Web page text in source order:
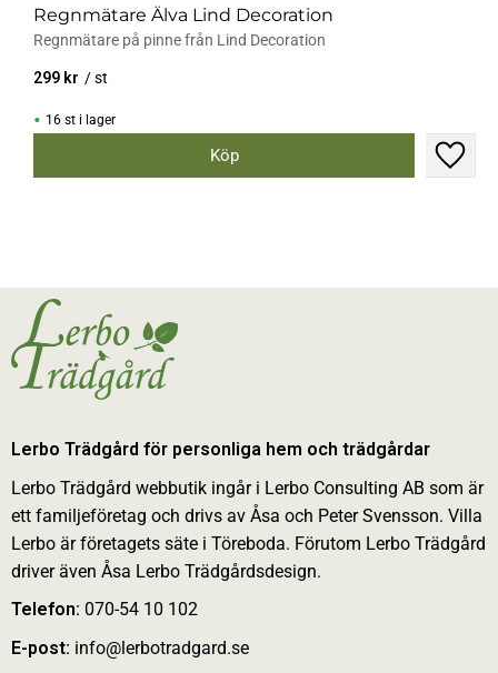
Regnmätare Älva Lind Decoration
Regnmätare på pinne från Lind Decoration
299 kr /st
Lägg
16 st i lager
Lerbo Trädgård för personliga hem och trädgårdar
Lerbo Trädgård webbutik ingår i Lerbo Consulting AB som är
ett familjeföretag och drivs av Åsa och Peter Svensson. Villa
Lerbo är företagets säte i Töreboda. Förutom Lerbo Trädgård
driver även Åsa Lerbo Trädgårdsdesign.
Telefon: 070-54 10 102
E-post: info@lerbotradgard.se